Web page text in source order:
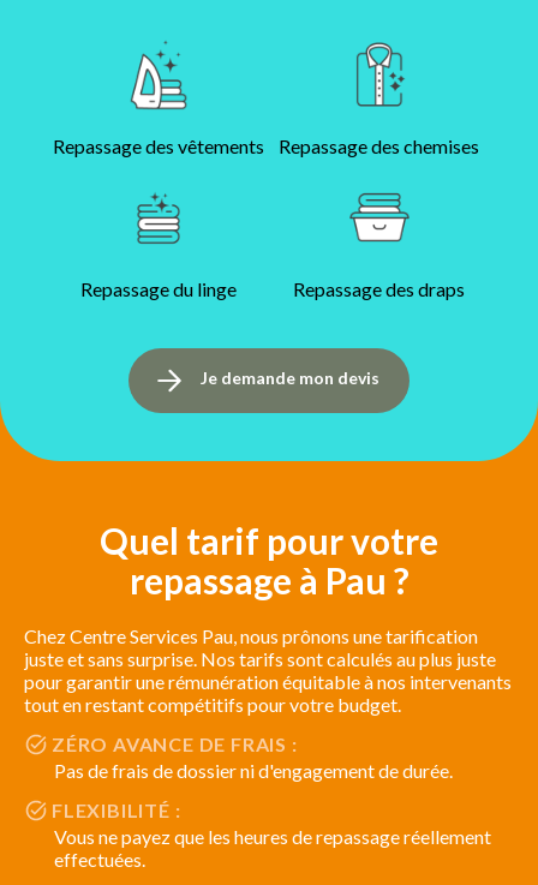
Repassage des vêtements Repassage des chemises
Repassage du linge Repassage des draps
Je demande mon devis
Quel tarif pour votre
repassage à Pau ?
Chez Centre Services Pau, nous prônons une tarification
juste et sans surprise. Nos tarifs sont calculés au plus juste
pour garantir une rémunération équitable à nos intervenants
tout en restant compétitifs pour votre budget.
ZÉRO AVANCE DE FRAIS :
Pas de frais de dossier ni d'engagement de durée.
FLEXIBILITÉ :
Vous ne payez que les heures de repassage réellement
effectuées.